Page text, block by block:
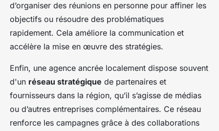
d’organiser des réunions en personne pour affiner les
objectifs ou résoudre des problématiques
rapidement. Cela améliore la communication et
accélère la mise en œuvre des stratégies.
Enfin, une agence ancrée localement dispose souvent
d'un réseau stratégique de partenaires et
fournisseurs dans la région, qu’il s’agisse de médias
ou d’autres entreprises complémentaires. Ce réseau
renforce les campagnes grâce à des collaborations